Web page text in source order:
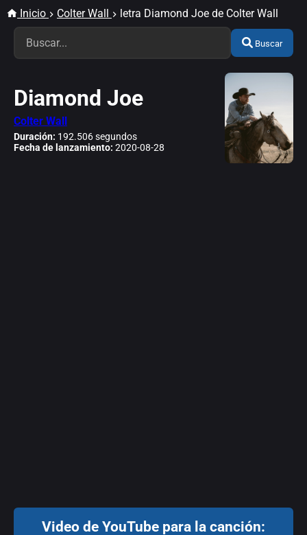
Inicio Colter Wall letra Diamond Joe de Colter Wall
Buscar
Diamond Joe
Colter Wall
Duración: 192.506 segundos
Fecha de lanzamiento: 2020-08-28
Video de YouTube para la canción: